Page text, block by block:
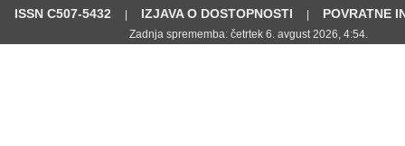
ISSN C507-5432
IZJAVA O DOSTOPNOSTI POVRATNE
Zadnja sprememba: četrtek 6. avgust 2026, 4:54.